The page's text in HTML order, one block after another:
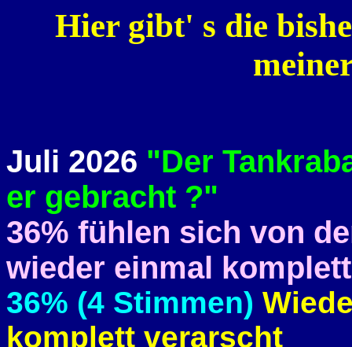
Hier gibt' s die
Juli 2026 "Der
er gebracht ?"
36% fühlen sich von
wieder einmal
36% (4 Stimmen)
komplett verarscht